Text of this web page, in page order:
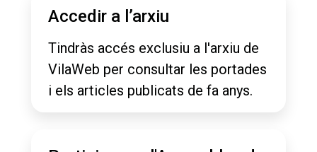
Accedir a l’arxiu
Tindràs accés exclusiu a l'arxiu de
VilaWeb per consultar les portades
i els articles publicats de fa anys.